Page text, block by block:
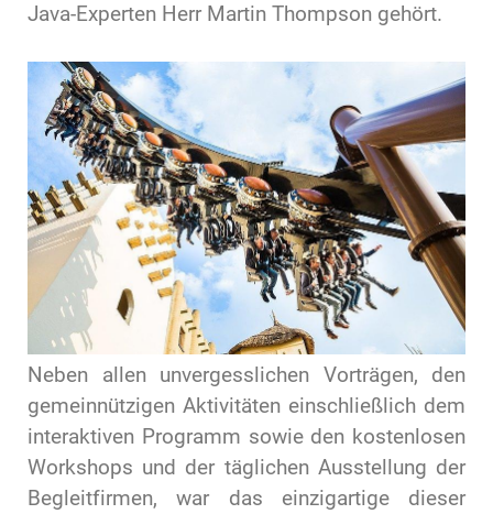
Java-Experten Herr Martin Thompson gehört.
Neben allen unvergesslichen Vorträgen, den
gemeinnützigen Aktivitäten einschließlich dem
interaktiven Programm sowie den kostenlosen
Workshops und der täglichen Ausstellung der
Begleitfirmen, war das einzigartige dieser